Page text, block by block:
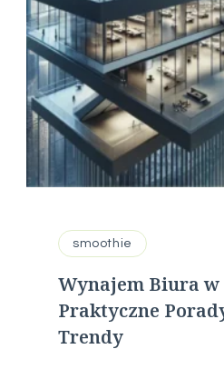
smoothie
Wynajem Biura w
Praktyczne
Trendy